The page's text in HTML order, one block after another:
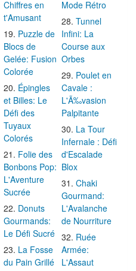
Chiffres en
t'Amusant
Puzzle de
Blocs de
Gelée: Fusion
Colorée
Épingles
et Billes: Le
Défi des
Tuyaux
Colorés
Folie des
Bonbons Pop:
L'Aventure
Sucrée
Donuts
Gourmands:
Le Défi Sucré
La Fosse
du Pain Grillé
Mode Rétro
Tunnel
Infini: La
Course aux
Orbes
Poulet en
Cavale :
L'Ã‰vasion
Palpitante
La Tour
Infernale : Défi
d'Escalade
Blox
Chaki
Gourmand:
L'Avalanche
de Nourriture
Ruée
Armée:
L'Assaut